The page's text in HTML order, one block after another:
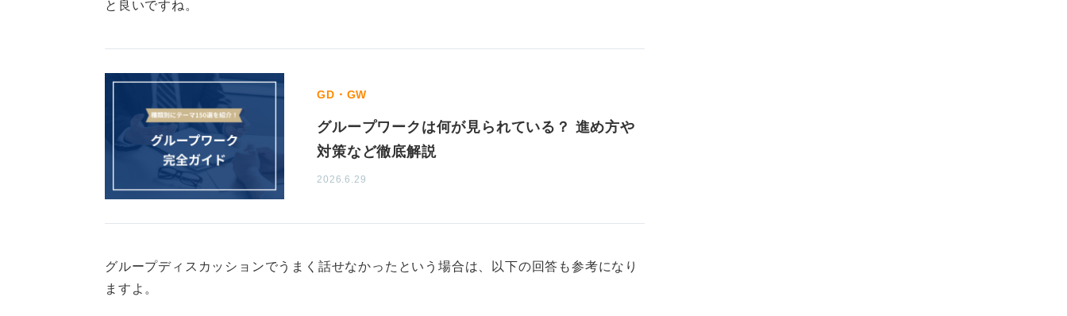
と良いですね。
GD・GW
グループワークは何が見られている？ 進め方や
対策など徹底解説
2026.6.29
グループディスカッションでうまく話せなかったという場合は、以下の回答も参考になり
ますよ。